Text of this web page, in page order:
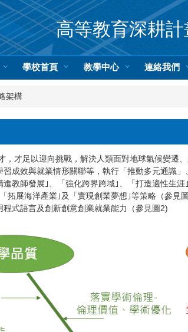
高等教育深耕計
學校首頁 教學中心 連絡我們
架構
足以迎向挑戰，解決人類面對地球氣候變遷
成效與就業情形關聯等，執行「推動多元通識
教師發展｣、「強化跨界跨域｣、「打造適性生
展海洋產業｣及「實現創業夢想｣等策略（參見
式語言及創新創意創業就業能力（參見圖2)